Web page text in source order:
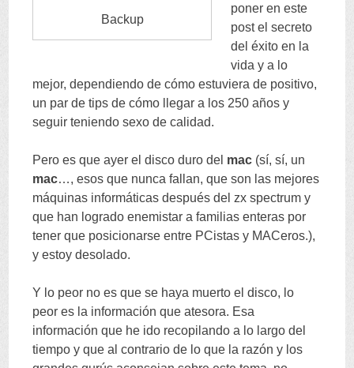
Backup
poner en este
post el secreto
del éxito en la
vida y a lo
mejor, dependiendo de cómo estuviera de positivo,
un par de tips de cómo llegar a los 250 años y
seguir teniendo sexo de calidad.
Pero es que ayer el disco duro del mac (sí, sí, un
mac…, esos que nunca fallan, que son las mejores
máquinas informáticas después del zx spectrum y
que han logrado enemistar a familias enteras por
tener que posicionarse entre PCistas y MACeros.),
y estoy desolado.
Y lo peor no es que se haya muerto el disco, lo
peor es la información que atesora. Esa
información que he ido recopilando a lo largo del
tiempo y que al contrario de lo que la razón y los